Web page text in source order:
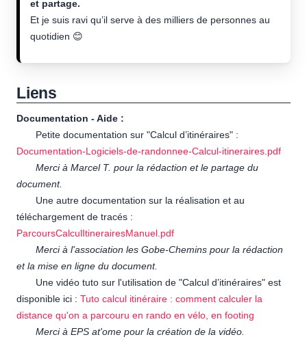
et partage.
Et je suis ravi qu’il serve à des milliers de personnes au
quotidien 😊
Liens
Documentation - Aide :
Petite documentation sur "Calcul d’itinéraires" :
Documentation-Logiciels-de-randonnee-Calcul-itineraires.pdf
Merci à Marcel T. pour la rédaction et le partage du
document.
Une autre documentation sur la réalisation et au
téléchargement de tracés :
ParcoursCalculItinerairesManuel.pdf
Merci à l'association les Gobe-Chemins pour la rédaction
et la mise en ligne du document.
Une vidéo tuto sur l'utilisation de "Calcul d’itinéraires" est
disponible ici : Tuto calcul itinéraire : comment calculer la
distance qu'on a parcouru en rando en vélo, en footing
Merci à EPS at'ome pour la création de la vidéo.